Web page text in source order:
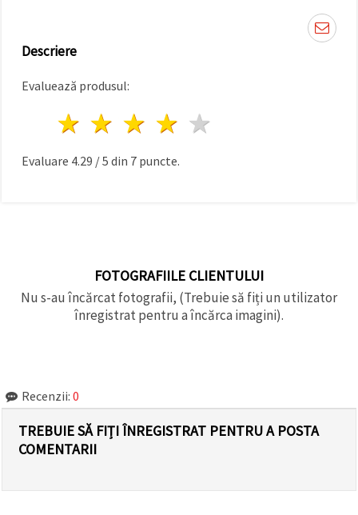
"Salvați"
Аcceptati
Descriere
Evaluează produsul:
4 stele
3 stele
2 stele
1 stea
Evaluare 4.29 /5 din 7 puncte.
FOTOGRAFIILE CLIENTULUI
Nu s-au încărcat fotografii, (Trebuie să fiți un utilizator
înregistrat pentru a încărca imagini).
Recenzii: 0
TREBUIE SĂ FIȚI ÎNREGISTRAT PENTRU A POSTA
COMENTARII